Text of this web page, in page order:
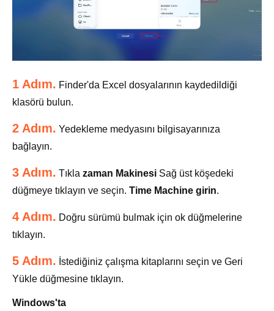
1 Adım. Finder'da Excel dosyalarının kaydedildiği
klasörü bulun.
2 Adım. Yedekleme medyasını bilgisayarınıza
bağlayın.
3 Adım. Tıkla zaman Makinesi Sağ üst köşedeki
düğmeye tıklayın ve seçin. Time Machine girin.
4 Adım. Doğru sürümü bulmak için ok düğmelerine
tıklayın.
5 Adım. İstediğiniz çalışma kitaplarını seçin ve Geri
Yükle düğmesine tıklayın.
Windows'ta